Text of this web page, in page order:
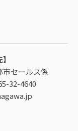
セールス係
32-4640